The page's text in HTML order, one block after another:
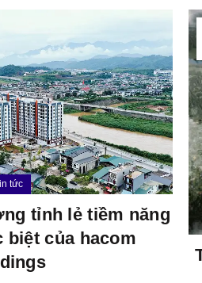
tức
tỉnh lẻ tiềm năng
của hacom